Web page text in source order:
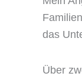
das
Über